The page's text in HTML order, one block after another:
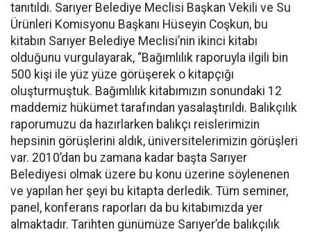
tanıtıldı. Sarıyer Belediye Meclisi Başkan Vekili ve Su
Ürünleri Komisyonu Başkanı Hüseyin Coşkun, bu
kitabın Sarıyer Belediye Meclisi’nin ikinci kitabı
olduğunu vurgulayarak, “Bağımlılık raporuyla ilgili bin
500 kişi ile yüz yüze görüşerek o kitapçığı
oluşturmuştuk. Bağımlılık kitabımızın sonundaki 12
maddemiz hükümet tarafından yasalaştırıldı. Balıkçılık
raporumuzu da hazırlarken balıkçı reislerimizin
hepsinin görüşlerini aldık, üniversitelerimizin görüşleri
var. 2010’dan bu zamana kadar başta Sarıyer
Belediyesi olmak üzere bu konu üzerine söylenenen
ve yapılan her şeyi bu kitapta derledik. Tüm seminer,
panel, konferans raporları da bu kitabımızda yer
almaktadır. Tarihten günümüze Sarıyer’de balıkçılık